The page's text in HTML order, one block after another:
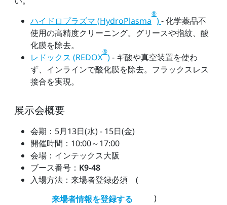
ハイドロプラズマ (HydroPlasma
®
)- 化学薬品不
使用の高精度クリーニング。グリースや指紋、酸
化膜を除去。
レドックス (REDOX
®
)- ギ酸や真空装置を使わ
ず、インラインで酸化膜を除去。フラックスレス
接合を実現。
展示会概要
会期：5月13日(水) - 15日(金)
開催時間：10:00～17:00
会場：インテックス大阪
ブース番号： K9-48
入場方法：来場者登録必須 (
来場者情報を登録する
)